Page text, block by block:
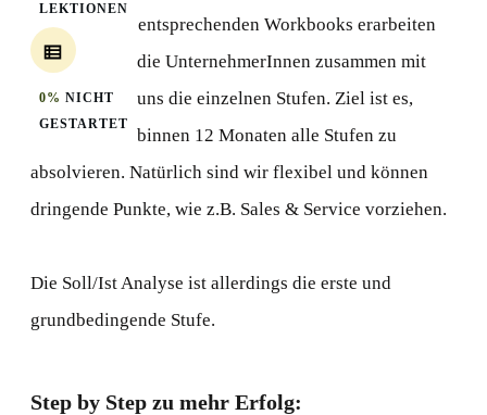
LEKTIONEN
0% NICHT
GESTARTET
entsprechenden Workbooks erarbeiten
die UnternehmerInnen zusammen mit
uns die einzelnen Stufen. Ziel ist es,
binnen 12 Monaten alle Stufen zu
absolvieren. Natürlich sind wir flexibel und können
dringende Punkte, wie z.B. Sales & Service vorziehen.
Die Soll/Ist Analyse ist allerdings die erste und
grundbedingende Stufe.
Step by Step zu mehr Erfolg: